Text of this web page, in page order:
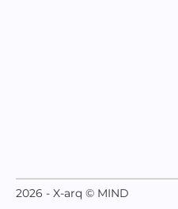
2026 - X-arq © MIND